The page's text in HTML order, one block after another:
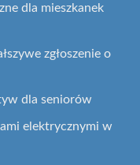
dla mieszkanek
zgłoszenie o
dla seniorów
elektrycznymi w